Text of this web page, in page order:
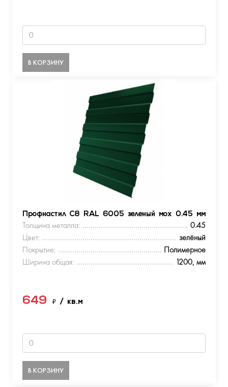
В КОРЗИНУ
Профнастил С8 RAL 6005 зеленый мох 0.45 мм
Толщина металла:
0.45
Цвет:
зелёный
Покрытие:
Полимерное
Ширина общая:
1200, мм
649 ₽ / кв.м
В КОРЗИНУ